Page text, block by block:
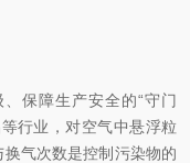
保障生产安全的“守门
行业，对空气中悬浮粒
气次数是控制污染物的